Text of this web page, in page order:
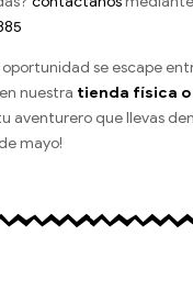
se escape
nuestra tienda física
aventurero que llevas
mayo!